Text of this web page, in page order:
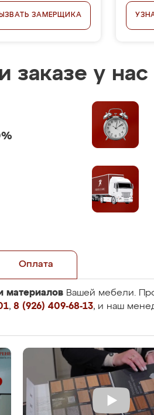
ЗАМЕРЩИКА
заказе у нас
Оплата
материалов Вашей мебели.
, 8 (926) 409-68-13, и наш